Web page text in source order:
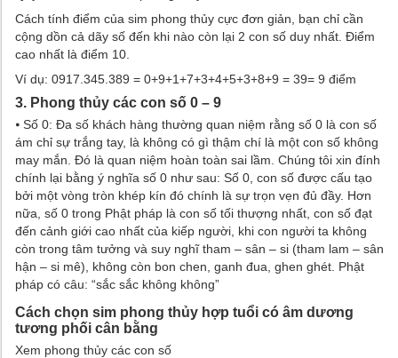
Cách tính điểm của sim phong thủy cực đơn giản, bạn chỉ cần
cộng dồn cả dãy số đến khi nào còn lại 2 con số duy nhất. Điểm
cao nhất là điểm 10.
Ví dụ: 0917.345.389 = 0+9+1+7+3+4+5+3+8+9 = 39= 9 điểm
3. Phong thủy các con số 0 – 9
⦁ Số 0: Đa số khách hàng thường quan niệm rằng số 0 là con số
ám chỉ sự trắng tay, là không có gì thậm chí là một con số không
may mắn. Đó là quan niệm hoàn toàn sai lầm. Chúng tôi xin đính
chính lại bằng ý nghĩa số 0 như sau: Số 0, con số được cấu tạo
bởi một vòng tròn khép kín đó chính là sự trọn vẹn đủ đầy. Hơn
nữa, số 0 trong Phật pháp là con số tối thượng nhất, con số đạt
đến cảnh giới cao nhất của kiếp người, khi con người ta không
còn trong tâm tưởng và suy nghĩ tham – sân – si (tham lam – sân
hận – si mê), không còn bon chen, ganh đua, ghen ghét. Phật
pháp có câu: “sắc sắc không không”
Cách chọn sim phong thủy hợp tuổi có âm dương
tương phối cân bằng
Xem phong thủy các con số